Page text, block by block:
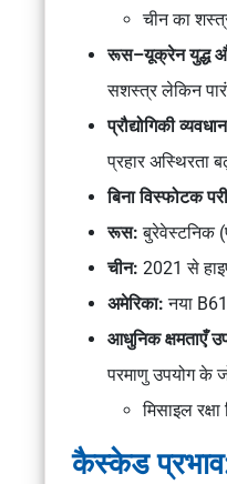
चीन का
रूस–यूक्रेन युद्ध
सशस्त्र लेकिन
प्रौद्योगिकी
प्रहार अस्थिरता
बिना विस्फोटक
रूस: बुरेवेस्टनिक
चीन: 2021 से
अमेरिका: नया
आधुनिक क्षमताएँ
परमाणु उपयोग के
मिसाइल रक्षा
कैस्केड